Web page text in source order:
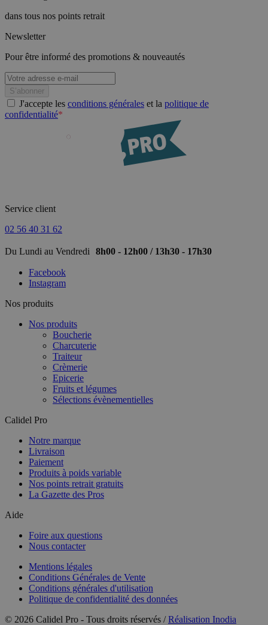
dans tous nos points retrait
Newsletter
Pour être informé des promotions & nouveautés
J'accepte les conditions générales et la politique de
confidentialité*
Service client
02 56 40 31 62
Du Lundi au Vendredi 8h00 - 12h00 / 13h30 - 17h30
Facebook
Instagram
Nos produits
Nos produits
Boucherie
Charcuterie
Traiteur
Crèmerie
Epicerie
Fruits et légumes
Sélections évènementielles
Calidel Pro
Notre marque
Livraison
Paiement
Produits à poids variable
Nos points retrait gratuits
La Gazette des Pros
Aide
Foire aux questions
Nous contacter
Mentions légales
Conditions Générales de Vente
Conditions générales d'utilisation
Politique de confidentialité des données
© 2026 Calidel Pro - Tous droits réservés /Réalisation Inodia